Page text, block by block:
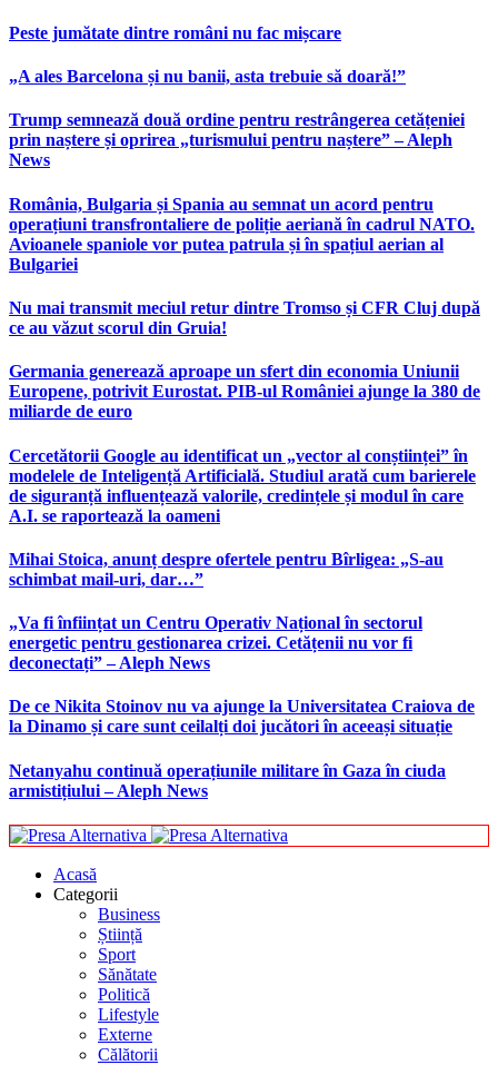
Peste jumătate dintre români nu fac mișcare
„A ales Barcelona și nu banii, asta trebuie să doară!”
Trump semnează două ordine pentru restrângerea cetățeniei
prin naștere și oprirea „turismului pentru naștere” – Aleph
News
România, Bulgaria și Spania au semnat un acord pentru
operațiuni transfrontaliere de poliție aeriană în cadrul NATO.
Avioanele spaniole vor putea patrula și în spațiul aerian al
Bulgariei
Nu mai transmit meciul retur dintre Tromso și CFR Cluj după
ce au văzut scorul din Gruia!
Germania generează aproape un sfert din economia Uniunii
Europene, potrivit Eurostat. PIB-ul României ajunge la 380 de
miliarde de euro
Cercetătorii Google au identificat un „vector al conștiinței” în
modelele de Inteligență Artificială. Studiul arată cum barierele
de siguranță influențează valorile, credințele și modul în care
A.I. se raportează la oameni
Mihai Stoica, anunț despre ofertele pentru Bîrligea: „S-au
schimbat mail-uri, dar…”
„Va fi înființat un Centru Operativ Național în sectorul
energetic pentru gestionarea crizei. Cetățenii nu vor fi
deconectați” – Aleph News
De ce Nikita Stoinov nu va ajunge la Universitatea Craiova de
la Dinamo și care sunt ceilalți doi jucători în aceeași situație
Netanyahu continuă operațiunile militare în Gaza în ciuda
armistițiului – Aleph News
Acasă
Categorii
Business
Știință
Sport
Sănătate
Politică
Lifestyle
Externe
Călătorii